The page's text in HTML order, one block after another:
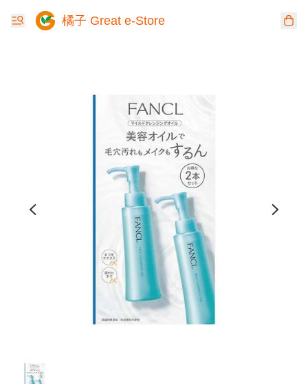
橘子 Great e-Store